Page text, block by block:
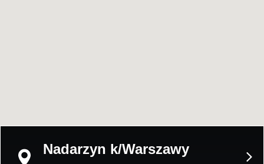
Nadarzyn k/Warszawy